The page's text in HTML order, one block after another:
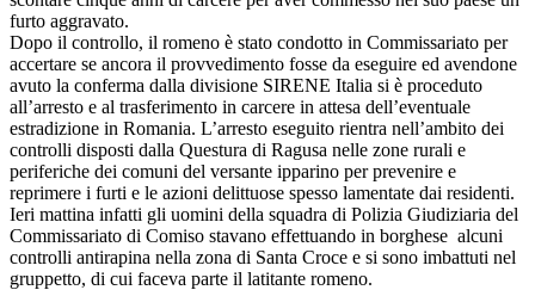
furto aggravato.
Dopo il controllo, il romeno è stato condotto in Commissariato per
accertare se ancora il provvedimento fosse da eseguire ed avendone
avuto la conferma dalla divisione SIRENE Italia si è proceduto
all’arresto e al trasferimento in carcere in attesa dell’eventuale
estradizione in Romania. L’arresto eseguito rientra nell’ambito dei
controlli disposti dalla Questura di Ragusa nelle zone rurali e
periferiche dei comuni del versante ipparino per prevenire e
reprimere i furti e le azioni delittuose spesso lamentate dai residenti.
Ieri mattina infatti gli uomini della squadra di Polizia Giudiziaria del
Commissariato di Comiso stavano effettuando in borghese alcuni
controlli antirapina nella zona di Santa Croce e si sono imbattuti nel
gruppetto, di cui faceva parte il latitante romeno.